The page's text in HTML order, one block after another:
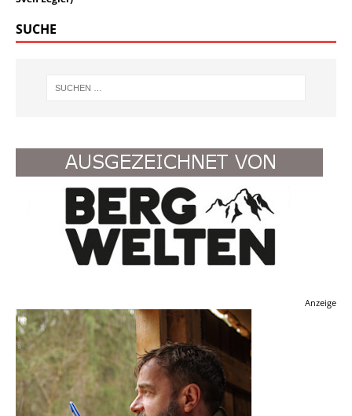
SUCHE
Anzeige